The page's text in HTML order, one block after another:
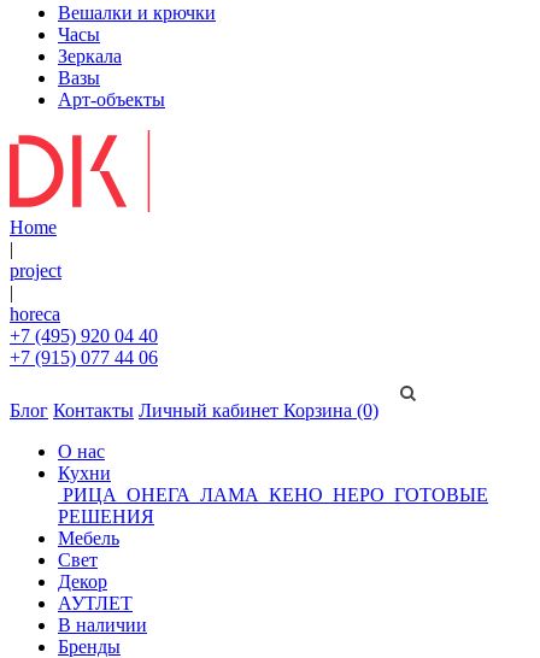
Вешалки и крючки
Часы
Зеркала
Вазы
Арт-объекты
Home
|
project
|
horeca
+7 (495) 920 04 40
+7 (915) 077 44 06
Блог Контакты Личный кабинет Корзина (0)
О нас
Кухни
РИЦА ОНЕГА ЛАМА КЕНО НЕРО ГОТОВЫЕ
РЕШЕНИЯ
Мебель
Свет
Декор
АУТЛЕТ
В наличии
Бренды